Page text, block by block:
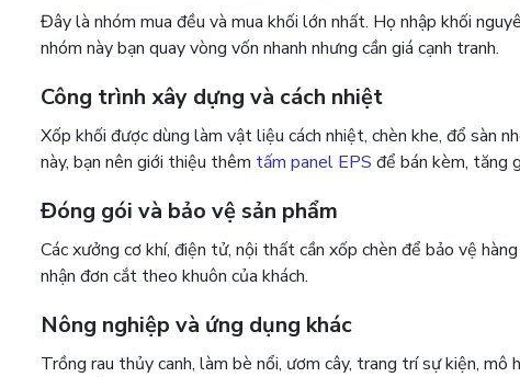
Đây là nhóm mua đều và mua khối lớn nhất. Họ nhập khối
nhóm này bạn quay vòng vốn nhanh nhưng cần giá cạnh tranh.
Công trình xây dựng và cách nhiệt
Xốp khối được dùng làm vật liệu cách nhiệt, chèn khe, đổ sàn
này, bạn nên giới thiệu thêm tấm panel EPS để bán kèm, tăng
Đóng gói và bảo vệ sản phẩm
Các xưởng cơ khí, điện tử, nội thất cần xốp chèn để bảo vệ
nhận đơn cắt theo khuôn của khách.
Nông nghiệp và ứng dụng khác
Trồng rau thủy canh, làm bè nổi, ươm cây, trang trí sự kiện,